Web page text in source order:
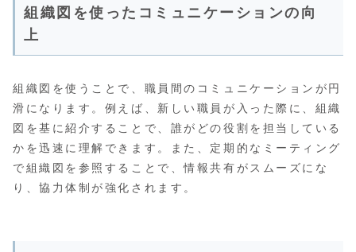
組織図を使ったコミュニケーションの向
上
組織図を使うことで、職員間のコミュニケーションが円
滑になります。例えば、新しい職員が入った際に、組織
図を基に紹介することで、誰がどの役割を担当している
かを迅速に理解できます。また、定期的なミーティング
で組織図を参照することで、情報共有がスムーズにな
り、協力体制が強化されます。